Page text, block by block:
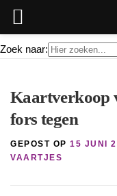
Zoek naar:
inhoud
Kaartverkoop
fors tegen
GEPOST OP 15 JUNI
VAARTJES